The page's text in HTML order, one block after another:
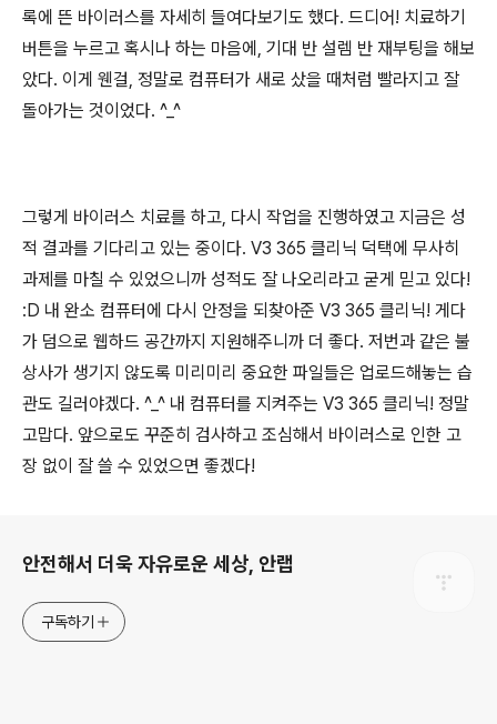
록에 뜬 바이러스를 자세히 들여다보기도 했다. 드디어! 치료하기
버튼을 누르고 혹시나 하는 마음에, 기대 반 설렘 반 재부팅을 해보
았다. 이게 웬걸, 정말로 컴퓨터가 새로 샀을 때처럼 빨라지고 잘
돌아가는 것이었다. ^_^
그렇게 바이러스 치료를 하고, 다시 작업을 진행하였고 지금은 성
적 결과를 기다리고 있는 중이다. V3 365 클리닉 덕택에 무사히
과제를 마칠 수 있었으니까 성적도 잘 나오리라고 굳게 믿고 있다!
:D 내 완소 컴퓨터에 다시 안정을 되찾아준 V3 365 클리닉! 게다
가 덤으로 웹하드 공간까지 지원해주니까 더 좋다. 저번과 같은 불
상사가 생기지 않도록 미리미리 중요한 파일들은 업로드해놓는 습
관도 길러야겠다. ^_^ 내 컴퓨터를 지켜주는 V3 365 클리닉! 정말
고맙다. 앞으로도 꾸준히 검사하고 조심해서 바이러스로 인한 고
장 없이 잘 쓸 수 있었으면 좋겠다!
안전해서 더욱 자유로운 세상, 안랩
구독하기